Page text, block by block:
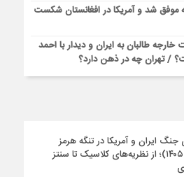
موفق شد و آمریکا در افغانستان شکست
طالبان به ایران و دیدار با احمد
/ تهران چه در ذهن دارد؟
جنگ ایران و آمریکا در تنگه هرمز
(۱۴۰۴-۱۴۰۵)؛ از نظریه‌های کلاسیک تا سنتز